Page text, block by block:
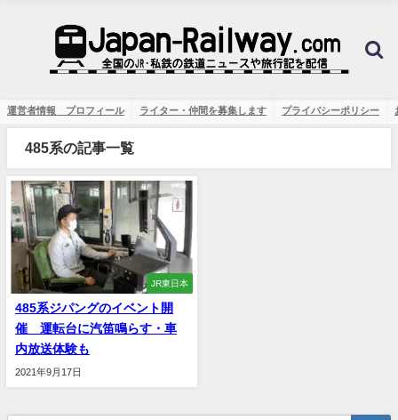
運営者情報 プロフィール ライター・仲間を募集します プライバシーポリシー
485系の記事一覧
JR東日本
485系ジパングのイベント開
催 運転台に汽笛鳴らす・車
内放送体験も
2021年9月17日